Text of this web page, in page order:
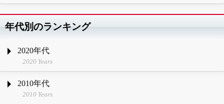
年代別のランキング
2020年代
2020 Years
2010年代
2010 Years